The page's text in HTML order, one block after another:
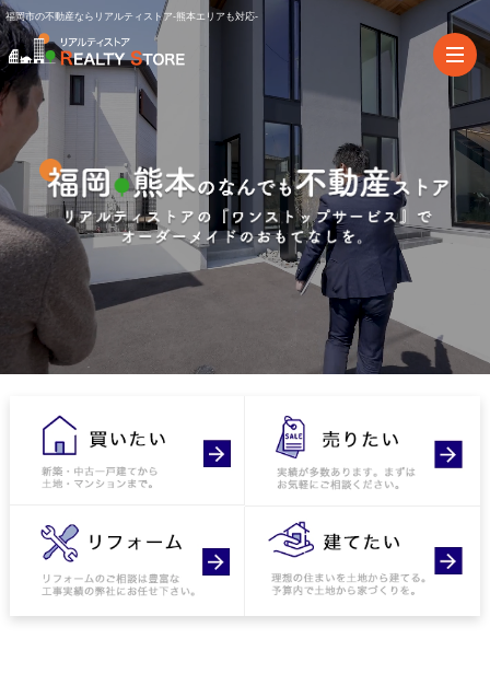
福岡市の不動産ならリアルティストア-熊本エリアも対応-